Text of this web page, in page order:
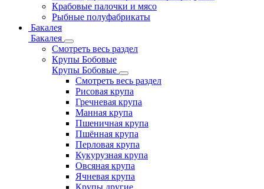
Крабовые палочки и мясо
Рыбные полуфабрикаты
Бакалея
Бакалея
Смотреть весь раздел
Крупы Бобовые
Крупы Бобовые
Смотреть весь раздел
Рисовая крупа
Гречневая крупа
Манная крупа
Пшеничная крупа
Пшённая крупа
Перловая крупа
Кукурузная крупа
Овсяная крупа
Ячневая крупа
Крупы другие